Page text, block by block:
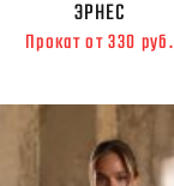
ЭРНЕС
Прокат от 330 руб.